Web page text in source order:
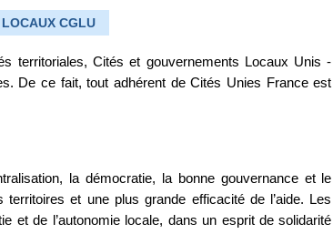
CGLU
territoriales, Cités et gouvernements Locaux Unis -
De ce fait, tout adhérent de Cités Unies France est
la démocratie, la bonne gouvernance et le
et une plus grande efficacité de l’aide. Les
et de l’autonomie locale, dans un esprit de solidarité